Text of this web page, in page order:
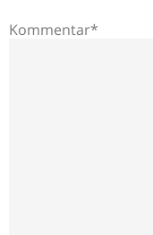
Kommentar*